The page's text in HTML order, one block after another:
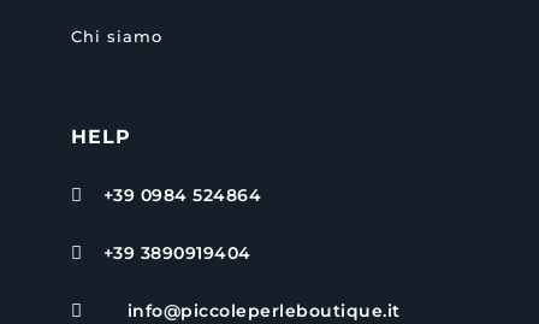
Chi siamo
HELP
 +39 0984 524864
 +39 3890919404
 info@piccoleperleboutique.it